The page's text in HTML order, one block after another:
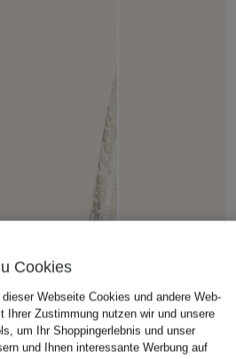
Cookies
Webseite Cookies und andere Web-
Ihrer Zustimmung nutzen wir und unsere
um Ihr Shoppingerlebnis und unser
und Ihnen interessante Werbung auf